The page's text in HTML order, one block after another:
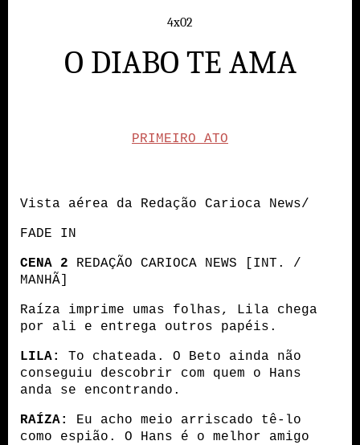
4x02
O DIABO TE AMA
PRIMEIRO ATO
Vista aérea da Redação Carioca News/
FADE IN
CENA 2 REDAÇÃO CARIOCA NEWS [INT. /
MANHÃ]
Raíza imprime umas folhas, Lila chega
por ali e entrega outros papéis.
LILA:
To chateada. O Beto ainda não
conseguiu descobrir com quem o Hans
anda se encontrando.
RAÍZA:
Eu acho meio arriscado tê-lo
como espião. O Hans é o melhor amigo